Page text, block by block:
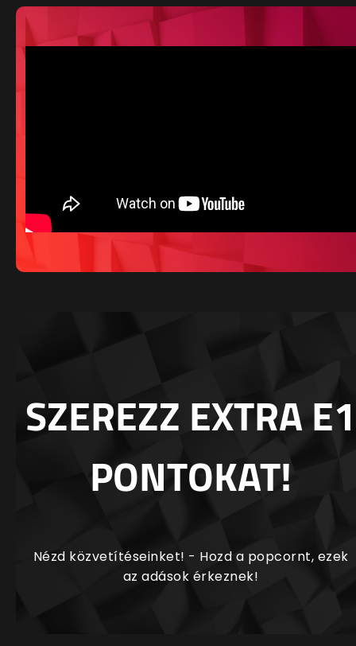
SZEREZZ EXTRA E1
PONTOKAT!
Nézd közvetítéseinket! - Hozd a popcornt, ezek
az adások érkeznek!